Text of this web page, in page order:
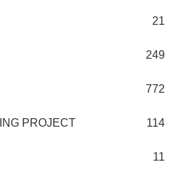
21
249
772
PROJECT 114
11